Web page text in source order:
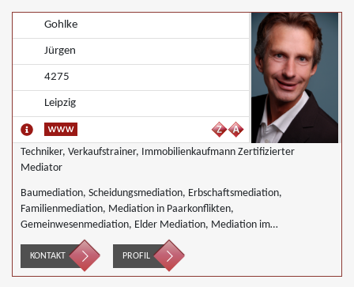
Gohlke
Jürgen
4275
Leipzig
Techniker, Verkaufstrainer, Immobilienkaufmann Zertifizierter
Mediator
Baumediation, Scheidungsmediation, Erbschaftsmediation,
Familienmediation, Mediation in Paarkonflikten,
Gemeinwesenmediation, Elder Mediation, Mediation im
Gesundheitswesen, Innerbetriebliche Mediation, Mediation von
Generationskonflikten, Mediation im öffentlichen Bereich, Mediation
bei Team- und Gruppenkonflikten, Mediation in der
KONTAKT PROFIL